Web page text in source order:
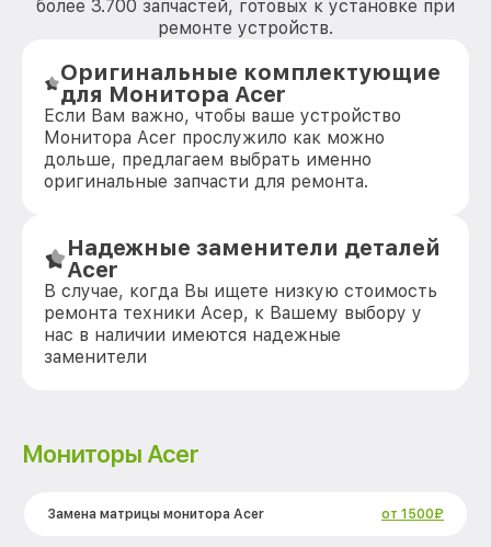
более 3.700 запчастей, готовых к установке при
ремонте устройств.
Оригинальные комплектующие
для Монитора Acer
Если Вам важно, чтобы ваше устройство
Монитора Acer прослужило как можно
дольше, предлагаем выбрать именно
оригинальные запчасти для ремонта.
Надежные заменители деталей
Acer
В случае, когда Вы ищете низкую стоимость
ремонта техники Асер, к Вашему выбору у
нас в наличии имеются надежные
заменители
Мониторы Acer
Замена матрицы монитора Acer от 1500₽